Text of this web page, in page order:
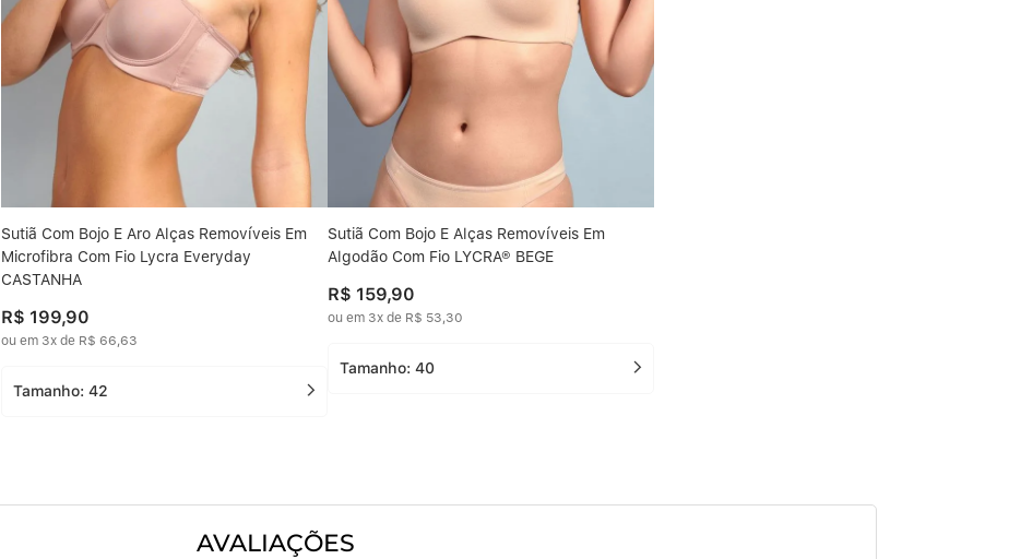
Sutiã Com Bojo E Aro Alças Removíveis Em
Microfibra Com Fio Lycra Everyday
CASTANHA
R$ 199,90
ou em 3x de R$ 66,63
Tamanho: 42
Sutiã Com Bojo E Alças Removíveis Em
Algodão Com Fio LYCRA® BEGE
R$ 159,90
ou em 3x de R$ 53,30
Tamanho: 40
AVALIAÇÕES